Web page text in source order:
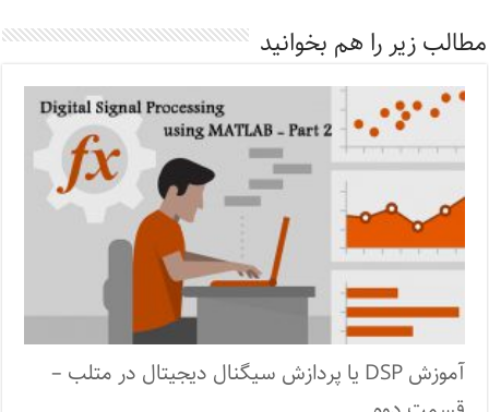
مطالب زیر را هم بخوانید
آموزش DSP یا پردازش سیگنال دیجیتال در متلب –